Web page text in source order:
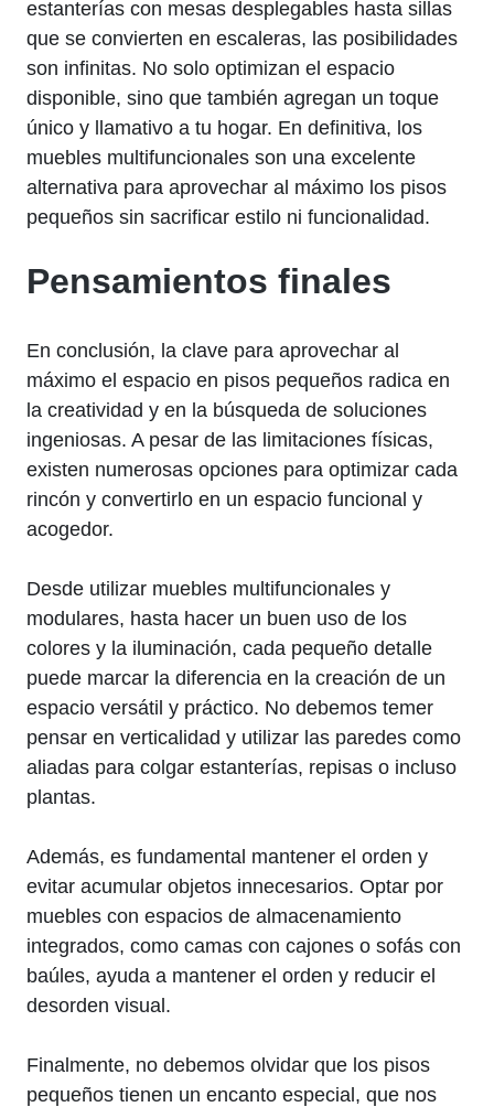
estanterías con ⁣mesas desplegables ⁣hasta sillas‍
que se convierten en escaleras,⁣ las posibilidades
son ⁢infinitas.⁤ No solo optimizan el espacio
disponible, sino que ⁤también agregan⁤ un toque⁢
único y llamativo a tu⁤ hogar. En definitiva, los
muebles​ multifuncionales son una excelente
alternativa para aprovechar al ⁣máximo los pisos
pequeños‍ sin sacrificar estilo ni funcionalidad.
Pensamientos finales
En conclusión, la clave para aprovechar al
máximo el espacio en pisos pequeños radica en
la creatividad‍ y en la ⁣búsqueda de ​soluciones
ingeniosas. A pesar de las limitaciones físicas,
existen numerosas opciones para optimizar cada
rincón y ‌convertirlo en un ‌espacio funcional y
acogedor.
Desde utilizar‌ muebles multifuncionales y
modulares, hasta hacer un⁢ buen uso de los
colores y la iluminación,⁢ cada pequeño detalle
puede marcar ⁢la diferencia en ‌la creación de‍ un‌
espacio versátil y práctico. No debemos temer
pensar ​en verticalidad y⁣ utilizar las paredes como
aliadas para colgar estanterías, repisas o incluso
plantas.
Además, ‍es fundamental mantener el ⁤orden y
evitar acumular objetos innecesarios. Optar por
muebles con espacios de almacenamiento
integrados,​ como ⁤camas con cajones o sofás con
baúles, ayuda a mantener el orden y reducir el
desorden visual.
Finalmente, no debemos olvidar que los pisos
pequeños tienen un encanto ⁣especial, que ​nos